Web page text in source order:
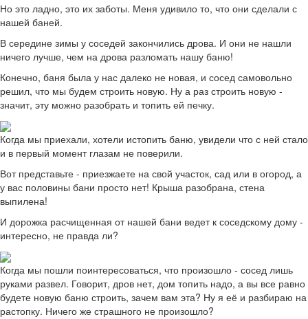
Но это ладно, это их заботы. Меня удивило то, что они сделали с
нашей баней.
В середине зимы у соседей закончились дрова. И они не нашли
ничего лучше, чем на дрова разломать нашу баню!
Конечно, баня была у нас далеко не новая, и сосед самовольно
решил, что мы будем строить новую. Ну а раз строить новую -
значит, эту можно разобрать и топить ей печку.
Когда мы приехали, хотели истопить баню, увидели что с ней стало
и в первый момент глазам не поверили.
Вот представьте - приезжаете на свой участок, сад или в огород, а
у вас половины бани просто нет! Крыша разобрана, стена
выпилена!
И дорожка расчищенная от нашей бани ведет к соседскому дому -
интересно, не правда ли?
Когда мы пошли поинтересоваться, что произошло - сосед лишь
руками развел. Говорит, дров нет, дом топить надо, а вы все равно
будете новую баню строить, зачем вам эта? Ну я её и разбираю на
растопку. Ничего же страшного не произошло?